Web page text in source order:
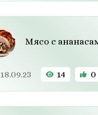
Мясо с
18.09.23 14 0